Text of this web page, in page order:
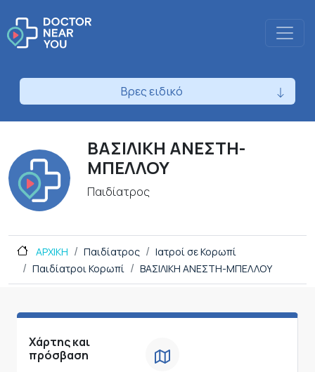
Βρες ειδικό
ΒΑΣΙΛΙΚΗ ΑΝΕΣΤΗ-
ΜΠΕΛΛΟΥ
Παιδίατρος
ΑΡΧΙΚΗ Παιδίατρος
Ιατροί σε Κορωπί
Παιδίατροι Κορωπί
ΒΑΣΙΛΙΚΗ ΑΝΕΣΤΗ-ΜΠΕΛΛΟΥ
Χάρτης και
πρόσβαση